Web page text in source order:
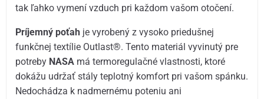
tak ľahko vymení vzduch pri každom vašom otočení.
Príjemný poťah je vyrobený z vysoko priedušnej
funkčnej textílie Outlast®. Tento materiál vyvinutý pre
potreby NASA má termoregulačné vlastnosti, ktoré
dokážu udržať stály teplotný komfort pri vašom spánku.
Nedochádza k nadmernému poteniu ani